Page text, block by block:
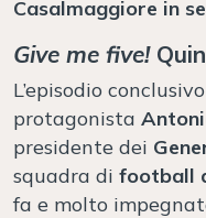
Casalmaggiore in
Give me five!
L’episodio
protagonista
presidente dei
squadra di football
fa e molto